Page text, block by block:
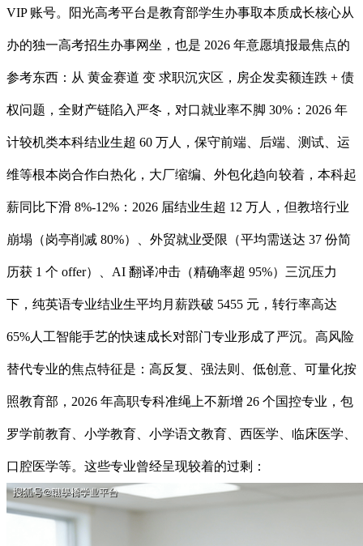
VIP 账号。阳光高考平台是教育部学生办事取本质成长核心从
办的独一高考招生办事网坐，也是 2026 年意愿填报最焦点的
参考东西：从 黄金赛道 变 求职沉灾区，房企发卖额连跌 + 债
权问题，全财产链陷入严冬，对口就业率不脚 30%：2026 年
计较机类本科结业生超 60 万人，保守前端、后端、测试、运
维等根本岗合作白热化，大厂缩编、外包化趋向较着，本科起
薪同比下滑 8%-12%：2026 届结业生超 12 万人，但教培行业
崩塌（岗亭削减 80%）、外贸就业受限（平均需送达 37 份简
历获 1 个 offer）、AI 翻译冲击（精确率超 95%）三沉压力
下，纯英语专业结业生平均月薪跌破 5455 元，转行率高达
65%人工智能手艺的快速成长对部门专业形成了严沉。高风险
替代专业的焦点特征是：高反复、强法则、低创意、可量化按
照教育部，2026 年高职专科准绳上不新增 26 个国控专业，包
罗学前教育、小学教育、小学语文教育、西医学、临床医学、
口腔医学等。这些专业曾经呈现较着的过剩：